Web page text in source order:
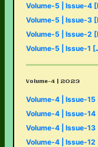
Volume-5 | Issue-4
Volume-5 | Issue-3
Volume-5 | Issue-2
Volume-5 | Issue-1
Volume-4 | 2023
Volume-4 | Issue-
Volume-4 | Issue-
Volume-4 | Issue-
Volume-4 | Issue-